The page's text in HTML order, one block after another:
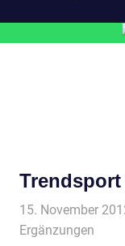
15. November
Ergänzungen